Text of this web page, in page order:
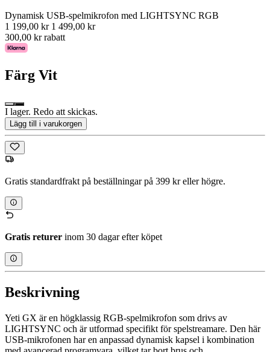
Dynamisk USB-spelmikrofon med LIGHTSYNC RGB
1 199,00 kr 1 499,00 kr
300,00 kr rabatt
Färg Vit
I lager. Redo att skickas.
Lägg till i varukorgen
Gratis standardfrakt på beställningar på 399 kr eller högre.
Gratis returer inom 30 dagar efter köpet
Beskrivning
Yeti GX är en högklassig RGB-spelmikrofon som drivs av
LIGHTSYNC och är utformad specifikt för spelstreamare. Den här
USB-mikrofonen har en anpassad dynamisk kapsel i kombination